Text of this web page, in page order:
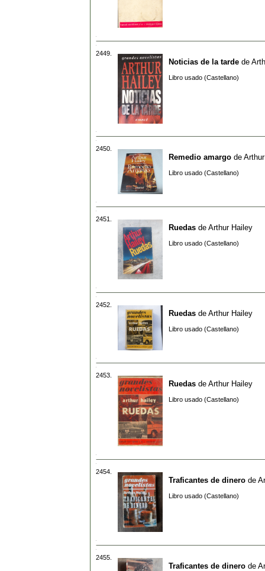
2449.
Noticias de la tarde de
Libro usado (Castellano)
2450.
Remedio amargo de
Libro usado (Castellano)
2451.
Ruedas de Arthur Hailey
Libro usado (Castellano)
2452.
Ruedas de Arthur Hailey
Libro usado (Castellano)
2453.
Ruedas de Arthur Hailey
Libro usado (Castellano)
2454.
Traficantes de dinero de
Libro usado (Castellano)
2455.
Traficantes de dinero de